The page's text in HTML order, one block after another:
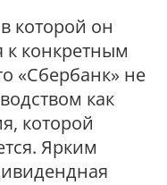
которой он
к конкретным
«Сбербанк» не
как
которой
Ярким